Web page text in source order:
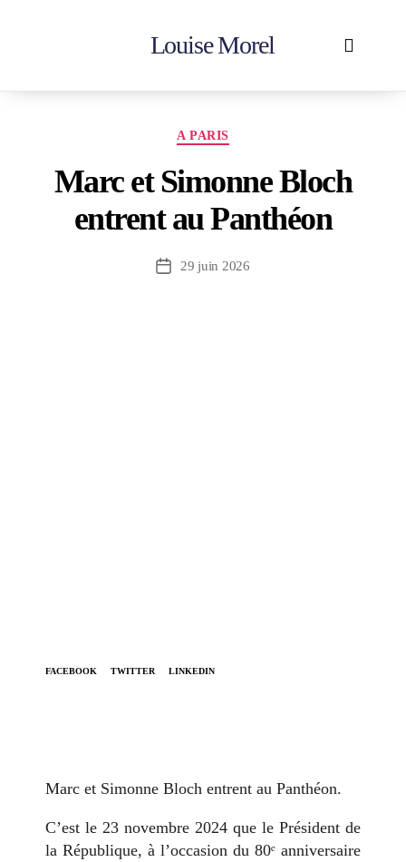
Louise Morel
A PARIS
Marc et Simonne Bloch
entrent au Panthéon
29 juin 2026
FACEBOOK TWITTER LINKEDIN
Marc et Simonne Bloch entrent au Panthéon.
C’est le 23 novembre 2024 que le Président de
la République, à l’occasion du 80ᵉ anniversaire